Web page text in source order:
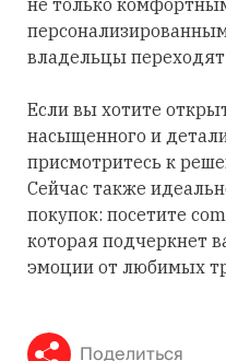
не только
владельцы
Если вы хотите
насыщенного и
присмотритесь к
Сейчас также
покупок: посетите
которая подчеркнет
эмоции от любимых
Поделиться